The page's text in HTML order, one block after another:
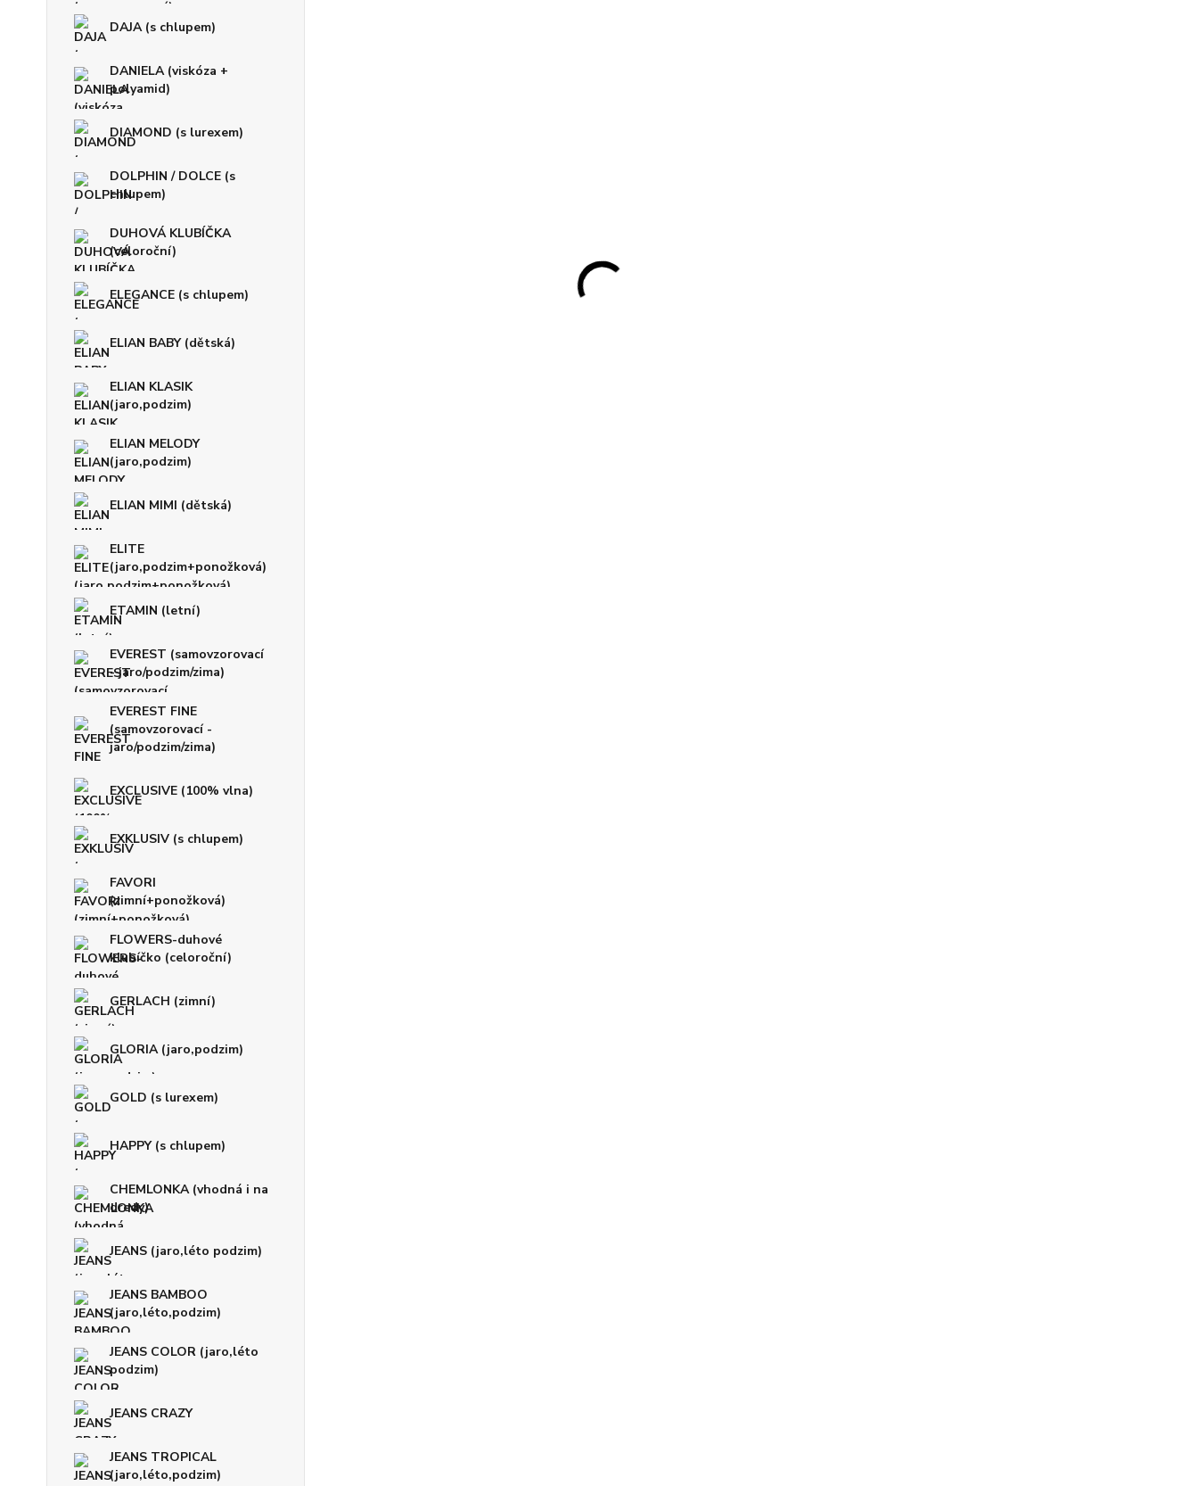
DAJA (s chlupem)
DANIELA (viskóza +
polyamid)
DIAMOND (s lurexem)
DOLPHIN / DOLCE (s
chlupem)
DUHOVÁ KLUBÍČKA
(celoroční)
ELEGANCE (s chlupem)
ELIAN BABY (dětská)
ELIAN KLASIK
(jaro,podzim)
ELIAN MELODY
(jaro,podzim)
ELIAN MIMI (dětská)
ELITE
(jaro,podzim+ponožková)
ETAMIN (letní)
EVEREST (samovzorovací
- jaro/podzim/zima)
EVEREST FINE
(samovzorovací -
jaro/podzim/zima)
EXCLUSIVE (100% vlna)
EXKLUSIV (s chlupem)
FAVORI
(zimní+ponožková)
FLOWERS-duhové
klubíčko (celoroční)
GERLACH (zimní)
GLORIA (jaro,podzim)
GOLD (s lurexem)
HAPPY (s chlupem)
CHEMLONKA (vhodná i na
dredy)
JEANS (jaro,léto podzim)
JEANS BAMBOO
(jaro,léto,podzim)
JEANS COLOR (jaro,léto
podzim)
JEANS CRAZY
JEANS TROPICAL
(jaro,léto,podzim)